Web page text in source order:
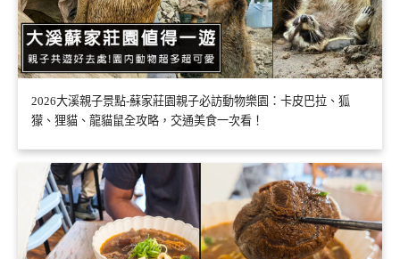
2026大溪親子景點-蘇家莊園親子必訪動物樂園：卡皮巴拉、狐
獴、狸貓、龍貓鼠全攻略，交通美食一次看！